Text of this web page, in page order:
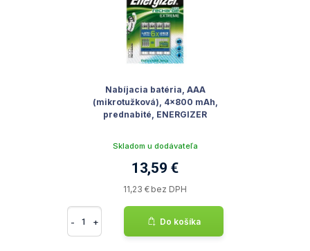
Nabíjacia batéria, AAA
(mikrotužková), 4x800 mAh,
prednabité, ENERGIZER
Skladom u dodávateľa
13,59 €
11,23 € bez DPH
- + Do košíka